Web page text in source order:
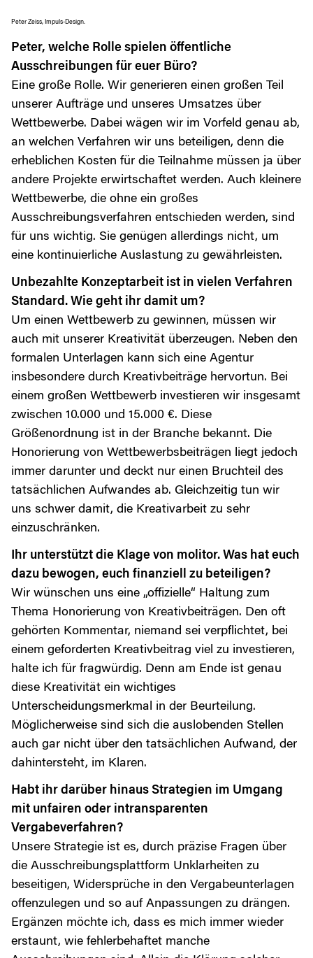
Peter Zeiss, Impuls-Design.
Peter, welche Rolle spielen öffentliche
Ausschreibungen für euer Büro?
Eine große Rolle. Wir generieren einen großen Teil
unserer Aufträge und unseres Umsatzes über
Wettbewerbe. Dabei wägen wir im Vorfeld genau ab,
an welchen Verfahren wir uns beteiligen, denn die
erheblichen Kosten für die Teilnahme müssen ja über
andere Projekte erwirtschaftet werden. Auch kleinere
Wettbewerbe, die ohne ein großes
Ausschreibungsverfahren entschieden werden, sind
für uns wichtig. Sie genügen allerdings nicht, um
eine kontinuierliche Auslastung zu gewährleisten.
Unbezahlte Konzeptarbeit ist in vielen Verfahren
Standard. Wie geht ihr damit um?
Um einen Wettbewerb zu gewinnen, müssen wir
auch mit unserer Kreativität überzeugen. Neben den
formalen Unterlagen kann sich eine Agentur
insbesondere durch Kreativbeiträge hervortun. Bei
einem großen Wettbewerb investieren wir insgesamt
zwischen 10.000 und 15.000 €. Diese
Größenordnung ist in der Branche bekannt. Die
Honorierung von Wettbewerbsbeiträgen liegt jedoch
immer darunter und deckt nur einen Bruchteil des
tatsächlichen Aufwandes ab. Gleichzeitig tun wir
uns schwer damit, die Kreativarbeit zu sehr
einzuschränken.
Ihr unterstützt die Klage von molitor. Was hat euch
dazu bewogen, euch finanziell zu beteiligen?
Wir wünschen uns eine „offizielle“ Haltung zum
Thema Honorierung von Kreativbeiträgen. Den oft
gehörten Kommentar, niemand sei verpflichtet, bei
einem geforderten Kreativbeitrag viel zu investieren,
halte ich für fragwürdig. Denn am Ende ist genau
diese Kreativität ein wichtiges
Unterscheidungsmerkmal in der Beurteilung.
Möglicherweise sind sich die auslobenden Stellen
auch gar nicht über den tatsächlichen Aufwand, der
dahintersteht, im Klaren.
Habt ihr darüber hinaus Strategien im Umgang
mit unfairen oder intransparenten
Vergabeverfahren?
Unsere Strategie ist es, durch präzise Fragen über
die Ausschreibungsplattform Unklarheiten zu
beseitigen, Widersprüche in den Vergabeunterlagen
offenzulegen und so auf Anpassungen zu drängen.
Ergänzen möchte ich, dass es mich immer wieder
erstaunt, wie fehlerbehaftet manche